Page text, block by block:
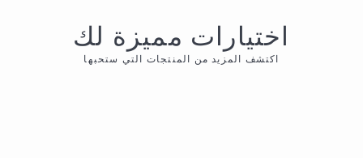
اختيارات مميزة لك
اكتشف المزيد من المنتجات التي ستحبها